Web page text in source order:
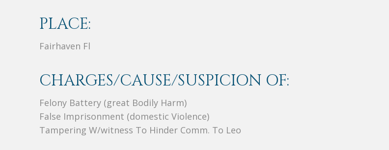
PLACE:
Fairhaven Fl
CHARGES/CAUSE/SUSPICION OF:
Felony Battery (great Bodily Harm)
False Imprisonment (domestic Violence)
Tampering W/witness To Hinder Comm. To Leo